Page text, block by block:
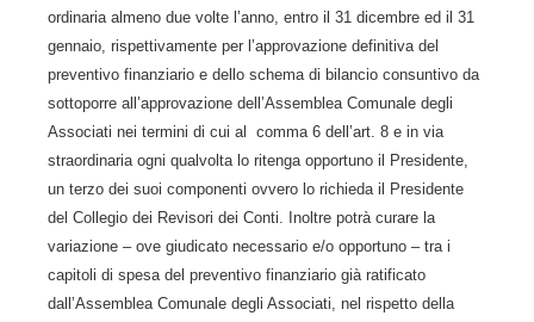
ordinaria almeno due volte l’anno, entro il 31 dicembre ed il 31
gennaio, rispettivamente per l’approvazione definitiva del
preventivo finanziario e dello schema di bilancio consuntivo da
sottoporre all’approvazione dell’Assemblea Comunale degli
Associati nei termini di cui al comma 6 dell’art. 8 e in via
straordinaria ogni qualvolta lo ritenga opportuno il Presidente,
un terzo dei suoi componenti ovvero lo richieda il Presidente
del Collegio dei Revisori dei Conti. Inoltre potrà curare la
variazione – ove giudicato necessario e/o opportuno – tra i
capitoli di spesa del preventivo finanziario già ratificato
dall’Assemblea Comunale degli Associati, nel rispetto della